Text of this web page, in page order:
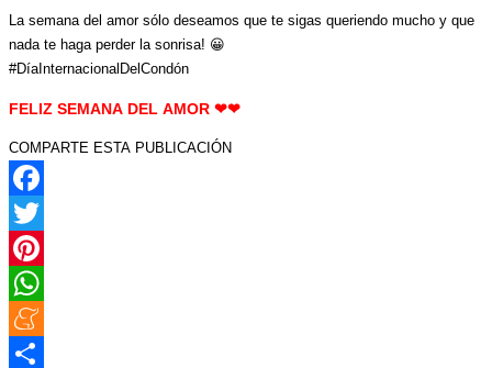
La semana del amor sólo deseamos que te sigas queriendo mucho y que
nada te haga perder la sonrisa! 😀
#DíaInternacionalDelCondón
FELIZ SEMANA DEL AMOR ❤❤
COMPARTE ESTA PUBLICACIÓN
Facebook
Twitter
Pinterest
WhatsApp
Meneame